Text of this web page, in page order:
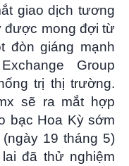
giao dịch tương
được mong đợi từ
đòn giáng mạnh
Group
trị thị trường.
sẽ ra mắt hợp
bạc Hoa Kỳ sớm
19 tháng 5)
đã thử nghiệm